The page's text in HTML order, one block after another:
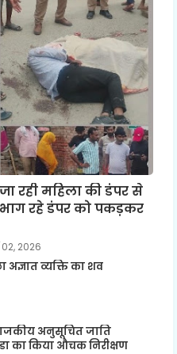
रही महिला की डंपर से
रहे डंपर को पकड़कर
2026
व्यक्ति का शव
अनुसूचित जाति
का किया औचक निरीक्षण